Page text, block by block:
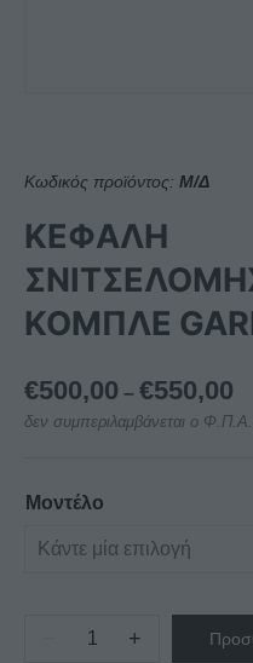
Κωδικός προϊόντος: Μ/Δ
ΚΕΦΑΛΗ
ΚΟΜΠΛΕ
€500,00 – €550,00
δεν συμπεριλαμβάνεται ο
Μοντέλο
ΚΕΦΑΛΗ
+